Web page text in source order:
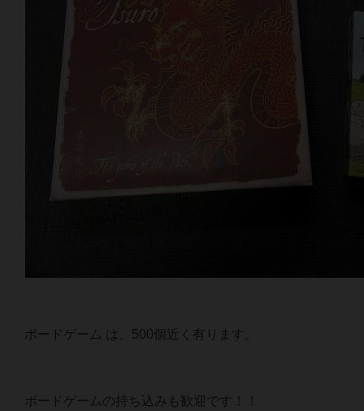
ボードゲーム は、500個近く有ります。
ボードゲームの持ち込みも歓迎です！！